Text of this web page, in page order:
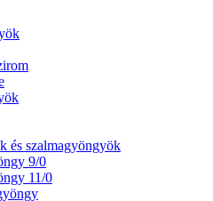
és szalmagyöngyök
9/0
11/0